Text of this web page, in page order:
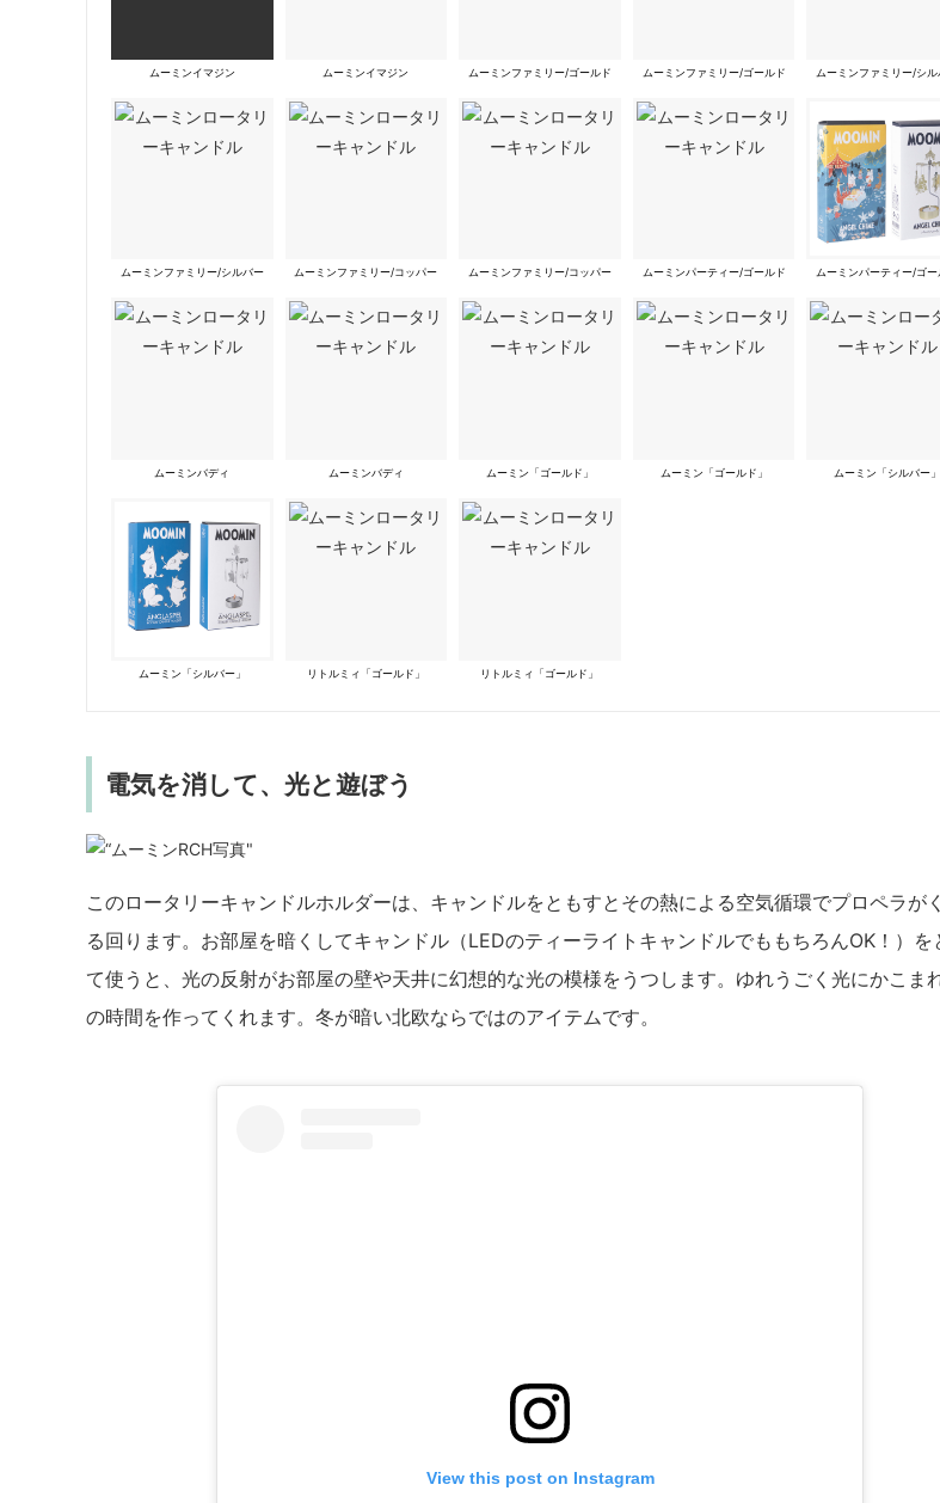
ムーミンイマジン ムーミンイマジン ムーミンファミリー/ゴールド ムーミンファミリー/ゴールド ムーミンファミリー/シル
ムーミンファミリー/シルバー ムーミンファミリー/コッパー ムーミンファミリー/コッパー ムーミンパーティー/ゴールド ムーミンパーティー/ゴー
ムーミンバディ ムーミンバディ ムーミン「ゴールド」 ムーミン「ゴールド」 ムーミン「シルバー」
ムーミン「シルバー」 リトルミィ「ゴールド」 リトルミィ「ゴールド」
電気を消して、光と遊ぼう
このロータリーキャンドルホルダーは、キャンドルをともすとその熱による空気循環でプロペラが
る回ります。お部屋を暗くしてキャンドル（LEDのティーライトキャンドルでももちろんOK！）を
て使うと、光の反射がお部屋の壁や天井に幻想的な光の模様をうつします。ゆれうごく光にかこま
の時間を作ってくれます。冬が暗い北欧ならではのアイテムです。
View this post on Instagram